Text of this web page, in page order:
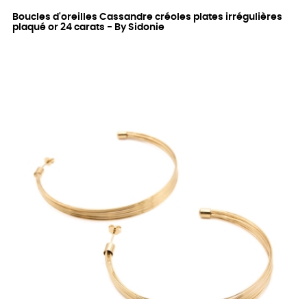
Boucles d'oreilles Cassandre créoles plates irrégulières
plaqué or 24 carats - By Sidonie